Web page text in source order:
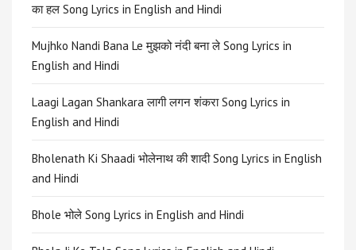
का हल Song Lyrics in English and Hindi
Mujhko Nandi Bana Le मुझको नंदी बना ले Song Lyrics in
English and Hindi
Laagi Lagan Shankara लागी लगन शंकरा Song Lyrics in
English and Hindi
Bholenath Ki Shaadi भोलेनाथ की शादी Song Lyrics in English
and Hindi
Bhole भोले Song Lyrics in English and Hindi